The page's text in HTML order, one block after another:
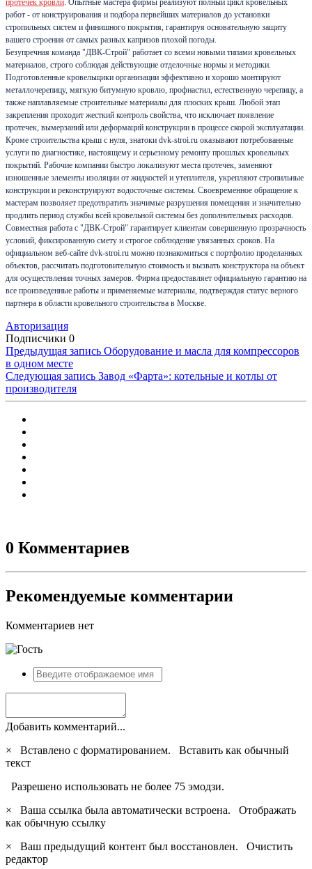
протечек кровли. Опытные мастера фирмы реализуют полный цикл кровельных
работ - от конструирования и подбора первейших материалов до установки
стропильных систем и финишного покрытия, гарантируя основательную защиту
вашего строения от самых разных капризов плохой погоды.
Безупречная команда "ДВК-Строй" работает со всеми новыми типами кровельных
материалов, строго соблюдая действующие отделочные нормы и методики.
Подготовленные кровельщики организации эффективно и хорошо монтируют
металлочерепицу, мягкую битумную кровлю, профнастил, естественную черепицу, а
также наплавляемые строительные материалы для плоских крыш. Любой этап
закрепления проходит жесткий контроль свойства, что исключает появление
протечек, вымерзаний или деформаций конструкции в процессе скорой эксплуатации.
Кроме строительства крыш с нуля, знатоки dvk-stroi.ru оказывают потребованные
услуги по диагностике, настоящему и серьезному ремонту прошлых кровельных
покрытий. Рабочие компании быстро локализуют места протечек, заменяют
изношенные элементы изоляции от жидкостей и утеплителя, укрепляют стропильные
конструкции и реконструируют водосточные системы. Своевременное обращение к
мастерам позволяет предотвратить значимые разрушения помещения и значительно
продлить период службы всей кровельной системы без дополнительных расходов.
Совместная работа с "ДВК-Строй" гарантирует клиентам совершенную прозрачность
условий, фиксированную смету и строгое соблюдение увязанных сроков. На
официальном веб-сайте dvk-stroi.ru можно познакомиться с портфолио проделанных
объектов, рассчитать подготовительную стоимость и вызвать конструктора на объект
для осуществления точных замеров. Фирма предоставляет официальную гарантию на
все произведенные работы и применяемые материалы, подтверждая статус верного
партнера в области кровельного строительства в Москве.
Авторизация
Подписчики 0
Предыдущая запись Оборудование и масла для компрессоров
в одном месте
Следующая запись Завод «Фарта»: котельные и котлы от
производителя
0 Комментариев
Рекомендуемые комментарии
Комментариев нет
Добавить комментарий...
×
Вставлено с форматированием. Вставить как обычный
текст
Разрешено использовать не более 75 эмодзи.
×
Ваша ссылка была автоматически встроена. Отображать
как обычную ссылку
×
Ваш предыдущий контент был восстановлен. Очистить
редактор